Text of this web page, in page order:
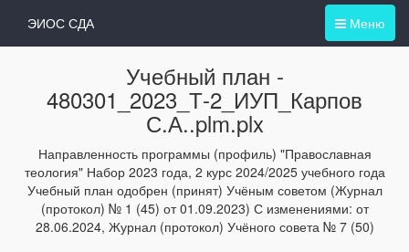
Меню
ЭИОС СДА
Учебный план -
480301_2023_Т-2_ИУП_Карпов
С.А..plm.plx
Направленность программы (профиль) "Православная
теология" Набор 2023 года, 2 курс 2024/2025 учебного года
Учебный план одобрен (принят) Учёным советом (Журнал
(протокол) № 1 (45) от 01.09.2023) С изменениями: от
28.06.2024, Журнал (протокол) Учёного совета № 7 (50)